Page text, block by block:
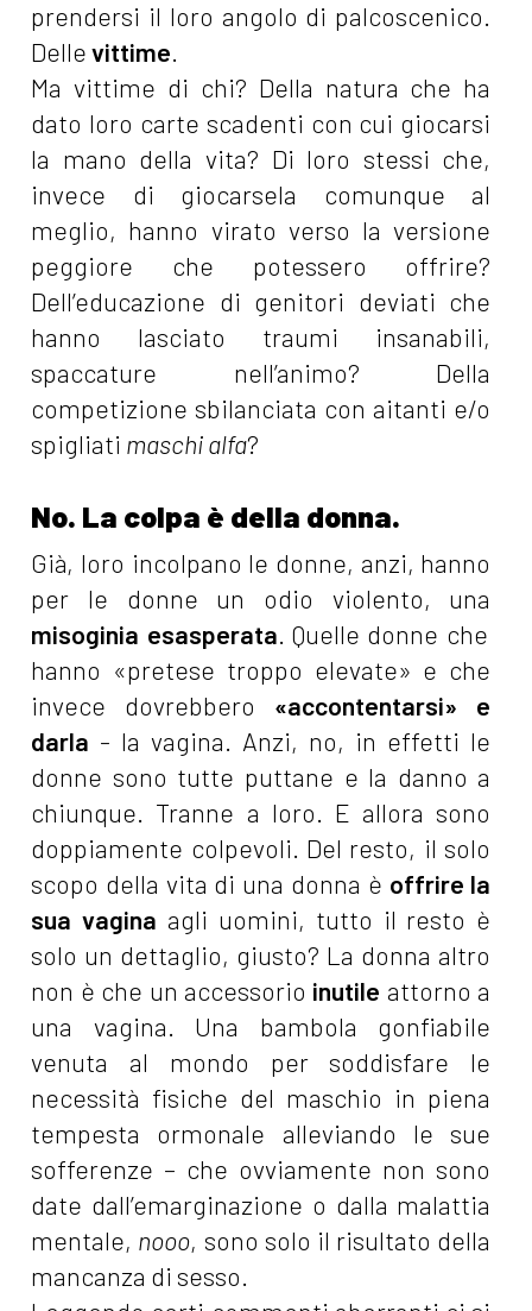
prendersi il loro angolo di palcoscenico.
Dellevittime.
Ma vittime di chi? Della natura che ha
dato loro carte scadenti con cui giocarsi
la mano della vita? Di loro stessi che,
invece di giocarsela comunque al
meglio, hanno virato verso la versione
peggiore che potessero offrire?
Dell’educazione di genitori deviati che
hanno lasciato traumi insanabili,
spaccature nell’animo? Della
competizione sbilanciata con aitanti e/o
spigliati maschi alfa?
No. La colpa è della donna.
Già, loro incolpano le donne, anzi, hanno
per le donne un odio violento, una
misoginia esasperata. Quelle donne che
hanno «pretese troppo elevate» e che
invece dovrebbero «accontentarsi» e
darla - la vagina. Anzi, no, in effetti le
donne sono tutte puttane e la danno a
chiunque. Tranne a loro. E allora sono
doppiamente colpevoli. Del resto, il solo
scopo della vita di una donna è offrire la
sua vagina agli uomini, tutto il resto è
solo un dettaglio, giusto? La donna altro
non è che un accessorio inutile attorno a
una vagina. Una bambola gonfiabile
venuta al mondo per soddisfare le
necessità fisiche del maschio in piena
tempesta ormonale alleviando le sue
sofferenze – che ovviamente non sono
date dall’emarginazione o dalla malattia
mentale, nooo, sono solo il risultato della
mancanza di sesso.